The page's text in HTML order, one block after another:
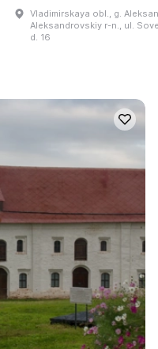
Vladimirskaya obl., g.
Aleksandrovskiy r-n., ul.
d. 16